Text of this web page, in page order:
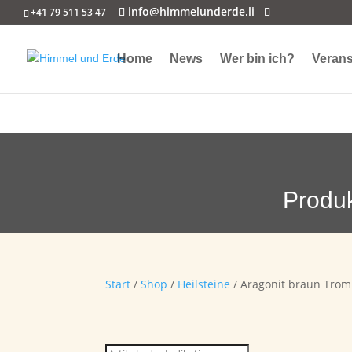
+41 79 511 53 47 info@himmelunderde.li
Home News Wer bin ich?
Start /Shop / Heilsteine / Aragonit braun